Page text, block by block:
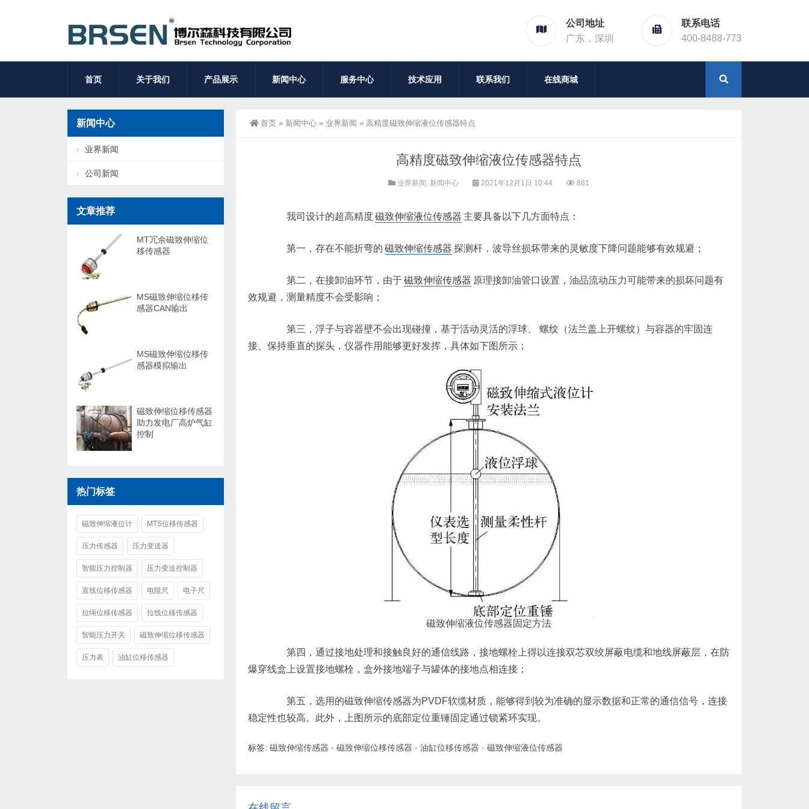
公司地址
广东，深圳
联系电话
400-8488-773
首页 关于我们 产品展示 新闻中心 服务中心 技术应用 联系我们 在线商城
首页 » 新闻中心 » 业界新闻 » 高精度磁致伸缩液位传感器特点
高精度磁致伸缩液位传感器特点
业界新闻 , 新闻中心 2021年12月1日 10:44 881
我司设计的超高精度磁致伸缩液位传感器 主要具备以下几方面特点：
第一，存在不能折弯的 磁致伸缩传感器 探测杆，波导丝损坏带来的灵敏度下降问题能够有效规避；
第二，在接卸油环节，由于磁致伸缩传感器 原理接卸油管口设置，油品流动压力可能带来的损坏问题有
效规避，测量精度不会受影响；
第三，浮子与容器壁不会出现碰撞，基于活动灵活的浮球、 螺纹（法兰盖上开螺纹）与容器的牢固连
接、保持垂直的探头，仪器作用能够更好发挥，具体如下图所示；
磁致伸缩液位传感器固定方法
第四，通过接地处理和接触良好的通信线路，接地螺栓上得以连接双芯双绞屏蔽电缆和地线屏蔽层，在防
爆穿线盒上设置接地螺栓，盒外接地端子与罐体的接地点相连接；
第五，选用的磁致伸缩传感器为PVDF软缆材质，能够得到较为准确的显示数据和正常的通信信号，连接
稳定性也较高。此外，上图所示的底部定位重锤固定通过锁紧环实现。
标签: 磁致伸缩传感器 · 磁致伸缩位移传感器 · 油缸位移传感器 · 磁致伸缩液位传感器
新闻中心
业界新闻
公司新闻
文章推荐
MT冗余磁致伸缩位
移传感器
MS磁致伸缩位移传
感器CAN输出
MS磁致伸缩位移传
感器模拟输出
磁致伸缩位移传感器
助力发电厂高炉气缸
控制
热门标签
磁致伸缩液位计 MTS位移传感器
压力传感器 压力变送器
智能压力控制器 压力变送控制器
直线位移传感器 电阻尺 电子尺
拉绳位移传感器 拉线位移传感器
智能压力开关 磁致伸缩位移传感器
压力表 油缸位移传感器